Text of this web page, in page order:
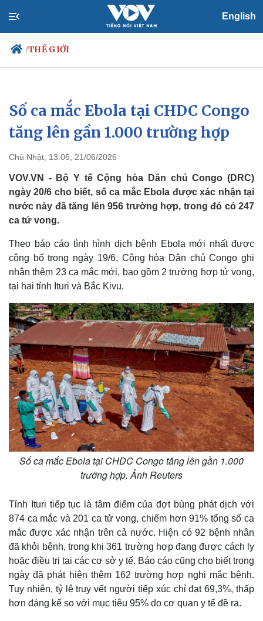
English
/THẾ GIỚI
Chính trị
Đảng
Tổ chức nhân sự
Nhận diện sự thật
Xã hội
Tin 24h
Dự báo thời tiết
Việc làm
Biển đảo
Số ca mắc Ebola tại CHDC Congo
tăng lên gần 1.000 trường hợp
Chủ Nhật, 13:06, 21/06/2026
VOV.VN - Bộ Y tế Cộng hòa Dân chủ Congo (DRC)
ngày 20/6 cho biết, số ca mắc Ebola được xác nhận tại
nước này đã tăng lên 956 trường hợp, trong đó có 247
ca tử vong.
Theo báo cáo tình hình dịch bệnh Ebola mới nhất được
công bố trong ngày 19/6, Cộng hòa Dân chủ Congo ghi
nhận thêm 23 ca mắc mới, bao gồm 2 trường hợp tử vong,
tại hai tỉnh Ituri và Bắc Kivu.
Số ca mắc Ebola tại CHDC Congo tăng lên gần 1.000
trường hợp. Ảnh Reuters
Tỉnh Ituri tiếp tục là tâm điểm của đợt bùng phát dịch với
874 ca mắc và 201 ca tử vong, chiếm hơn 91% tổng số ca
mắc được xác nhận trên cả nước. Hiện có 92 bệnh nhân
đã khỏi bệnh, trong khi 361 trường hợp đang được cách ly
hoặc điều trị tại các cơ sở y tế. Báo cáo cũng cho biết trong
ngày đã phát hiện thêm 162 trường hợp nghi mắc bệnh.
Tuy nhiên, tỷ lệ truy vết người tiếp xúc chỉ đạt 69,3%, thấp
hơn đáng kể so với mục tiêu 95% do cơ quan y tế đề ra.